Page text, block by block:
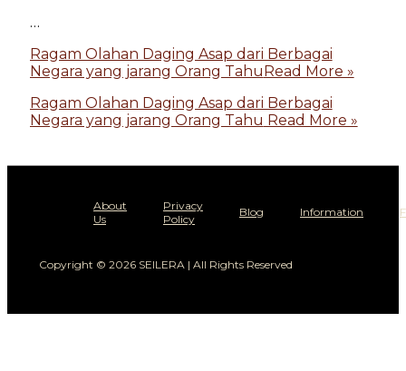
…
Ragam Olahan Daging Asap dari Berbagai
Negara yang jarang Orang TahuRead More »
Ragam Olahan Daging Asap dari Berbagai
Negara yang jarang Orang Tahu Read More »
About
Us
Privacy
Policy
Blog Information
Copyright © 2026 SEILERA | All Rights Reserved